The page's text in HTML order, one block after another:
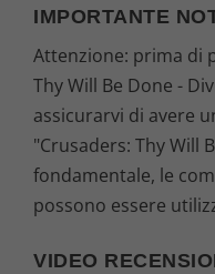
IMPORTANTE
Attenzione: prima di
Thy Will Be Done -
assicurarvi di avere
"Crusaders: Thy Will
fondamentale, le
possono essere
VIDEO